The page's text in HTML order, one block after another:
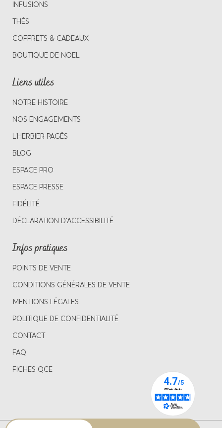
Quantité
INFUSIONS
THÉS
COFFRETS & CADEAUX
BOUTIQUE DE NOEL
Liens utiles
NOTRE HISTOIRE
NOS ENGAGEMENTS
L’HERBIER PAGÈS
BLOG
ESPACE PRO
ESPACE PRESSE
FIDÉLITÉ
DÉCLARATION D'ACCESSIBILITÉ
Infos pratiques
POINTS DE VENTE
CONDITIONS GÉNÉRALES DE VENTE
MENTIONS LÉGALES
POLITIQUE DE CONFIDENTIALITÉ
CONTACT
FAQ
FICHES QCE